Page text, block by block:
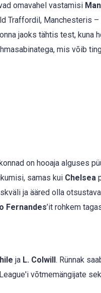
omavahel vastamisi
Traffordil, Manchesteris
jaoks tähtis test, kuna
mis võib
on hooaja alguses
samas kui Chelsea
ja ääred olla
Fernandes’it rohkem
ja L. Colwill . Rünnak
võtmemängijate